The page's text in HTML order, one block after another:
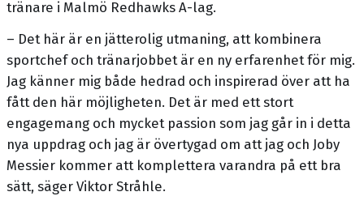
tränare i Malmö Redhawks A-lag.
– Det här är en jätterolig utmaning, att kombinera
sportchef och tränarjobbet är en ny erfarenhet för mig.
Jag känner mig både hedrad och inspirerad över att ha
fått den här möjligheten. Det är med ett stort
engagemang och mycket passion som jag går in i detta
nya uppdrag och jag är övertygad om att jag och Joby
Messier kommer att komplettera varandra på ett bra
sätt, säger Viktor Stråhle.